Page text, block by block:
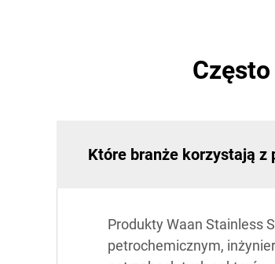
Które branże korzystają z
Produkty Waan Stainless
petrochemicznym,